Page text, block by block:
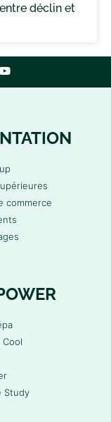
déclin et
commerce
Cool
Study